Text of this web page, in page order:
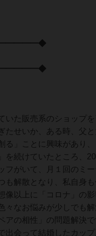
いた販売系のショップ
たせいか、ある時、父
る」ことに興味があり
を続けていたところ、
フがいて、月１回のミ
も解散となり、私自身
像以上に「コロナ」の
々なお悩みが少しでも
アの相性」の問題解決
出会って結婚したカッ